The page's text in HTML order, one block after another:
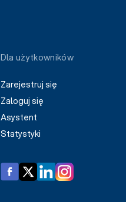
Dla użytkowników
Zarejestruj się
Zaloguj się
Asystent
Statystyki